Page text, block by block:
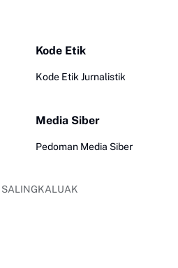
Kode Etik
Kode Etik Jurnalistik
Media Siber
Pedoman Media Siber
SALINGKALUAK